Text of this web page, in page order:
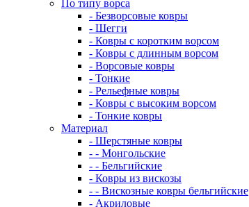
По типу ворса
- Безворсовые ковры
- Шегги
- Ковры с коротким ворсом
- Ковры с длинным ворсом
- Ворсовые ковры
- Тонкие
- Рельефные ковры
- Ковры с высоким ворсом
- Тонкие ковры
Материал
- Шерстяные ковры
- - Монгольские
- - Бельгийские
- Ковры из вискозы
- - Вискозные ковры бельгийские
- Акриловые